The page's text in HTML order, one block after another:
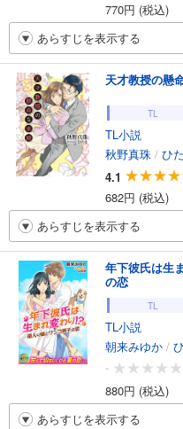
770円 (税込)
あらすじを表示する
天才教授の懸
TL
TL小説
秋野真珠 / ひ
4.1
682円 (税込)
あらすじを表示する
年下彼氏は生
の恋
TL
TL小説
朝来みゆか /
-
880円 (税込)
あらすじを表示する